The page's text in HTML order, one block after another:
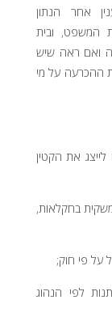
אחר הנתון
המשפט, ובית
ואם ראה שיש
ההכרעה על מי
לייצג את הקטין
בחקלאות,
לפי הנהוג